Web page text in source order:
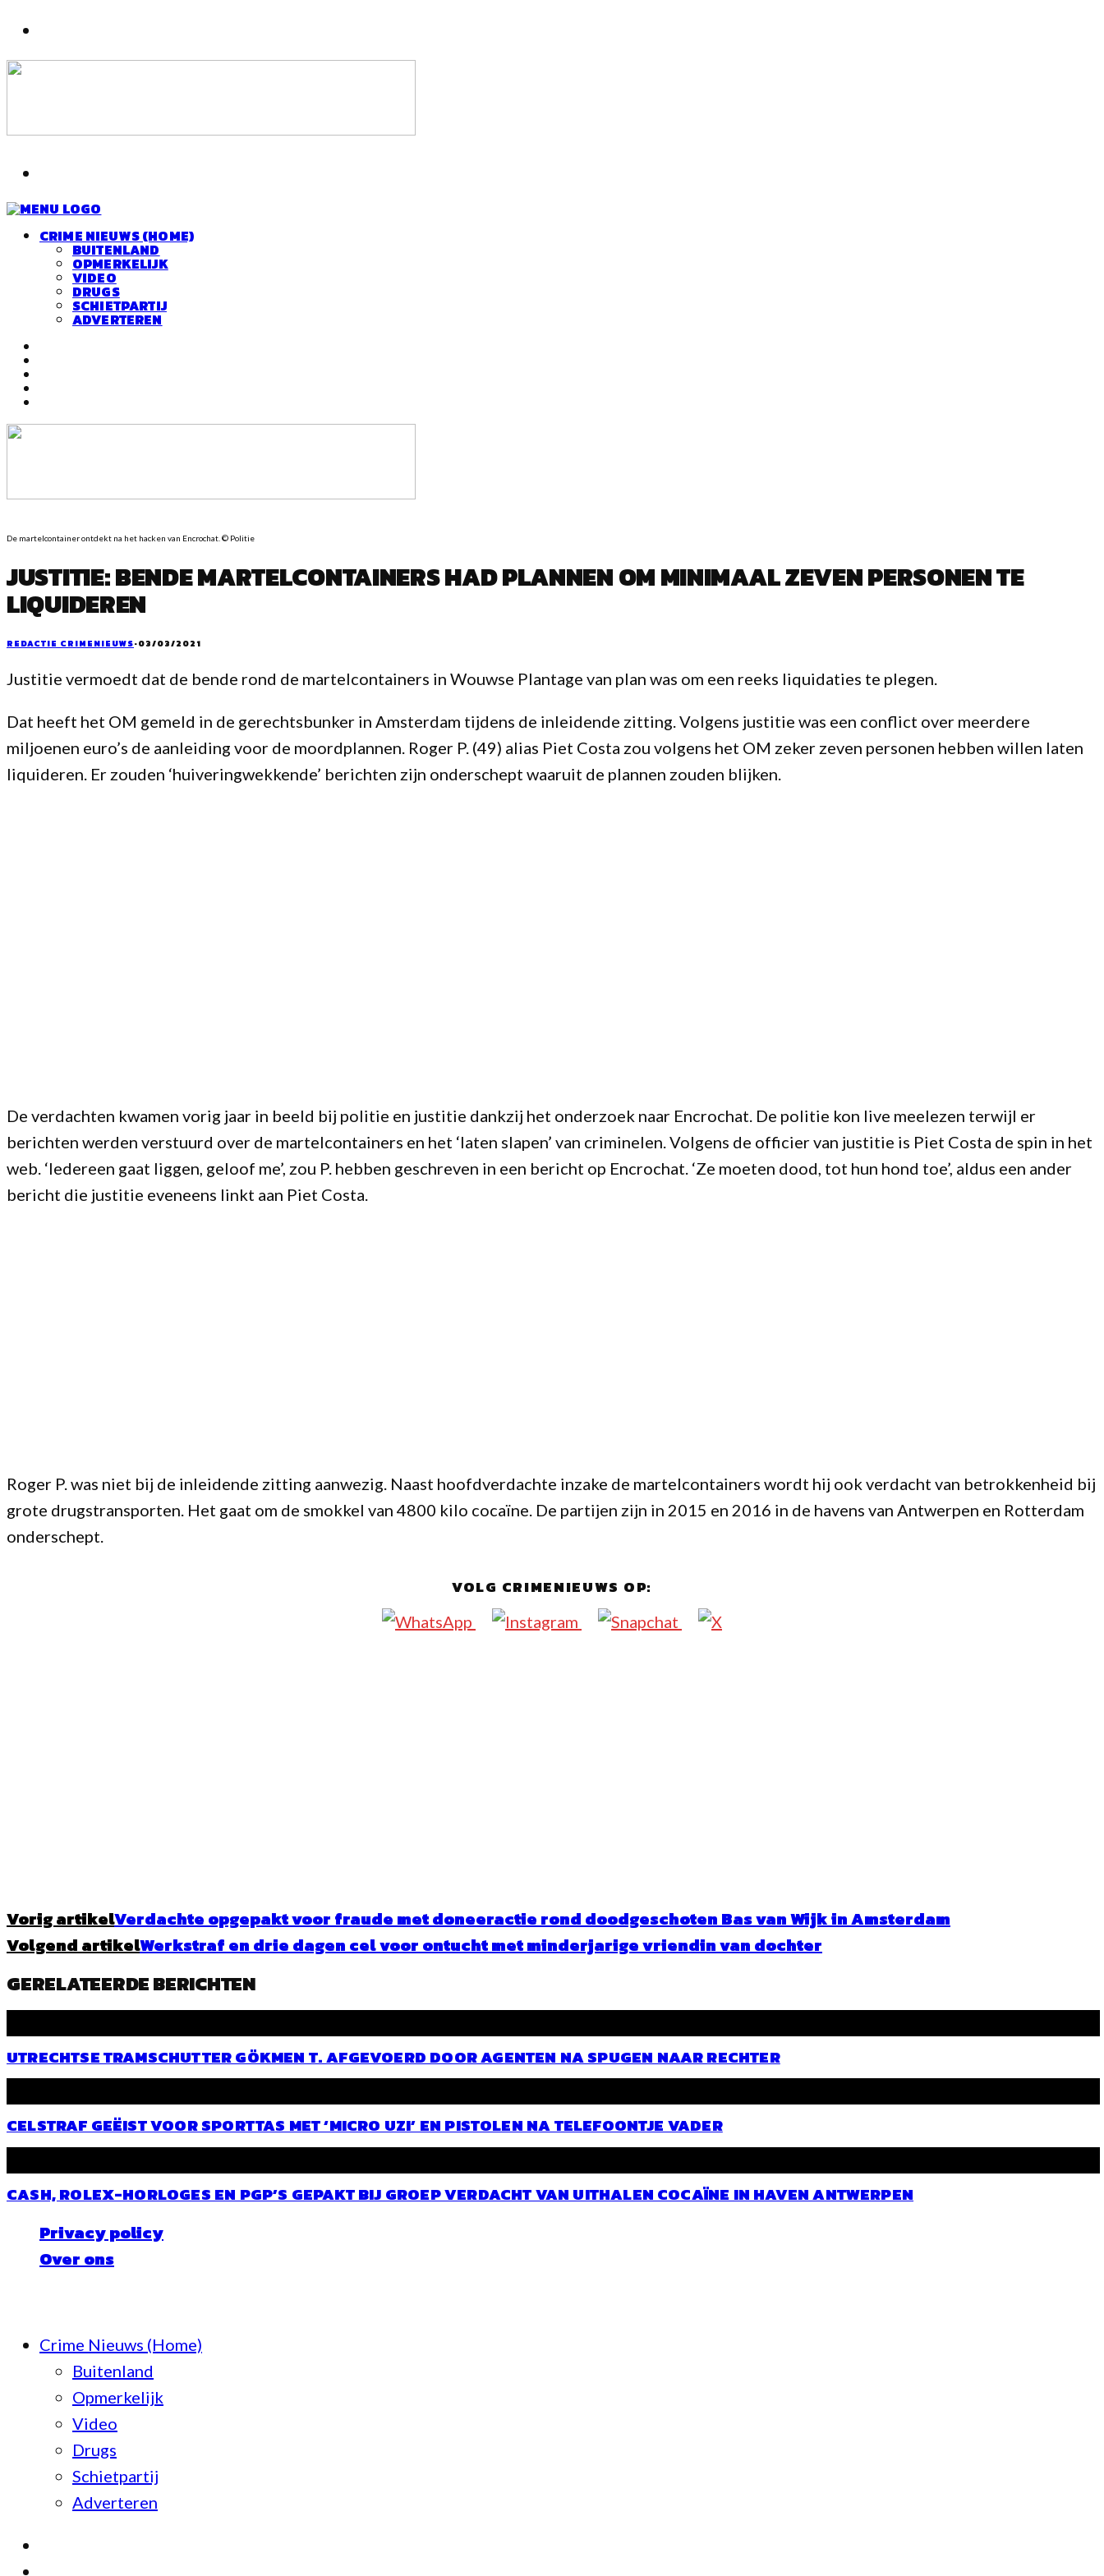
CRIME NIEUWS (HOME)
BUITENLAND
OPMERKELIJK
VIDEO
DRUGS
SCHIETPARTIJ
ADVERTEREN
De martelcontainer ontdekt na het hacken van Encrochat. © Politie
JUSTITIE: BENDE MARTELCONTAINERS HAD PLANNEN OM MINIMAAL ZEVEN PERSONEN TE
LIQUIDEREN
REDACTIE CRIMENIEUWS·03/03/2021
Justitie vermoedt dat de bende rond de martelcontainers in Wouwse Plantage van plan was om een reeks liquidaties te plegen.
Dat heeft het OM gemeld in de gerechtsbunker in Amsterdam tijdens de inleidende zitting. Volgens justitie was een conflict over meerdere
miljoenen euro’s de aanleiding voor de moordplannen. Roger P. (49) alias Piet Costa zou volgens het OM zeker zeven personen hebben willen laten
liquideren. Er zouden ‘huiveringwekkende’ berichten zijn onderschept waaruit de plannen zouden blijken.
De verdachten kwamen vorig jaar in beeld bij politie en justitie dankzij het onderzoek naar Encrochat. De politie kon live meelezen terwijl er
berichten werden verstuurd over de martelcontainers en het ‘laten slapen’ van criminelen. Volgens de officier van justitie is Piet Costa de spin in het
web. ‘Iedereen gaat liggen, geloof me’, zou P. hebben geschreven in een bericht op Encrochat. ‘Ze moeten dood, tot hun hond toe’, aldus een ander
bericht die justitie eveneens linkt aan Piet Costa.
Roger P. was niet bij de inleidende zitting aanwezig. Naast hoofdverdachte inzake de martelcontainers wordt hij ook verdacht van betrokkenheid bij
grote drugstransporten. Het gaat om de smokkel van 4800 kilo cocaïne. De partijen zijn in 2015 en 2016 in de havens van Antwerpen en Rotterdam
onderschept.
VOLG CRIMENIEUWS OP:
Vorig artikelVerdachte opgepakt voor fraude met doneeractie rond doodgeschoten Bas van Wijk in Amsterdam
Volgend artikelWerkstraf en drie dagen cel voor ontucht met minderjarige vriendin van dochter
GERELATEERDE BERICHTEN
UTRECHTSE TRAMSCHUTTER GÖKMEN T. AFGEVOERD DOOR AGENTEN NA SPUGEN NAAR RECHTER
CELSTRAF GEËIST VOOR SPORTTAS MET ‘MICRO UZI’ EN PISTOLEN NA TELEFOONTJE VADER
CASH, ROLEX-HORLOGES EN PGP’S GEPAKT BIJ GROEP VERDACHT VAN UITHALEN COCAÏNE IN HAVEN ANTWERPEN
Privacy policy
Over ons
Crime Nieuws (Home)
Buitenland
Opmerkelijk
Video
Drugs
Schietpartij
Adverteren